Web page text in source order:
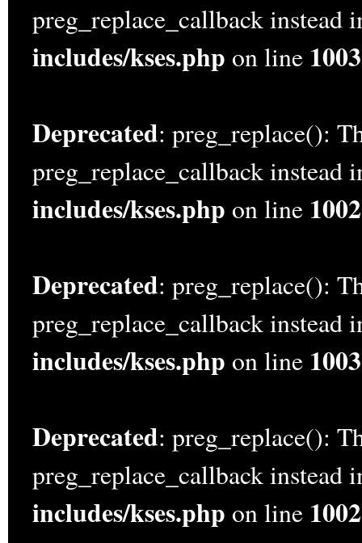
preg_replace_callback instead
includes/kses.php on line 1003
Deprecated: preg_replace():
preg_replace_callback instead
includes/kses.php on line 1002
Deprecated: preg_replace():
preg_replace_callback instead
includes/kses.php on line 1003
Deprecated: preg_replace():
preg_replace_callback instead
includes/kses.php on line 1002